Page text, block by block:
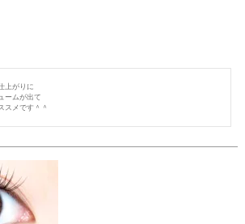
上がりに
ームが出て
スメです＾＾